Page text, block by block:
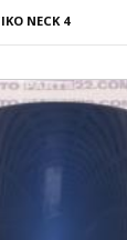
NECK 4